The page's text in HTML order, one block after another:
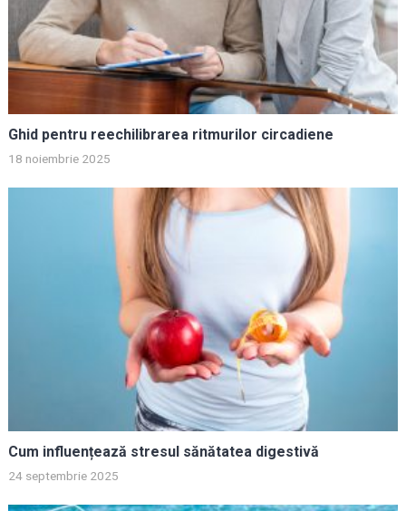
Ghid pentru reechilibrarea ritmurilor circadiene
18 noiembrie 2025
Cum influențează stresul sănătatea digestivă
24 septembrie 2025